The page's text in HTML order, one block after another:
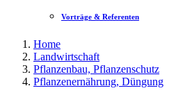
Vorträge & Referenten
Home
Landwirtschaft
Pflanzenbau, Pflanzenschutz
Pflanzenernährung, Düngung